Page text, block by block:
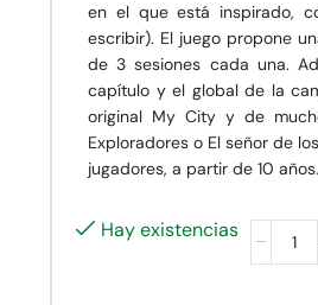
en el que está inspirado,
escribir). El juego propone
de 3 sesiones cada una.
capítulo y el global de la
original My City y de
Exploradores o El señor de
jugadores, a partir de 10 años.
Hay existencias